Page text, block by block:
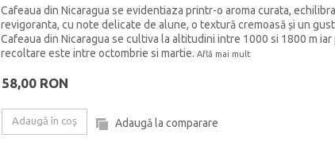
Cafeaua din Nicaragua se evidentiaza printr-o aroma curata,
revigoranta, cu note delicate de alune, o textură cremoasă și un
Cafeaua din Nicaragua se cultiva la altitudini intre 1000 si 1800 m iar
recoltare este intre octombrie si martie. Află mai mult
58,00 RON
Adaugă în coş Adaugă la comparare